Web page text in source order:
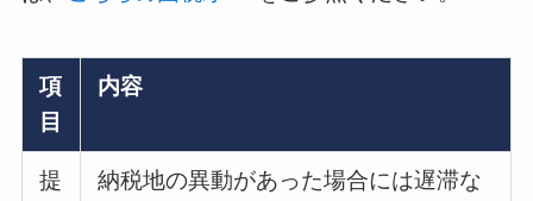
項
目
内容
提
納税地の異動があった場合には遅滞な